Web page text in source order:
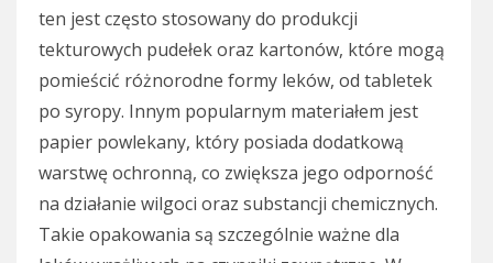
ten jest często stosowany do produkcji
tekturowych pudełek oraz kartonów, które mogą
pomieścić różnorodne formy leków, od tabletek
po syropy. Innym popularnym materiałem jest
papier powlekany, który posiada dodatkową
warstwę ochronną, co zwiększa jego odporność
na działanie wilgoci oraz substancji chemicznych.
Takie opakowania są szczególnie ważne dla